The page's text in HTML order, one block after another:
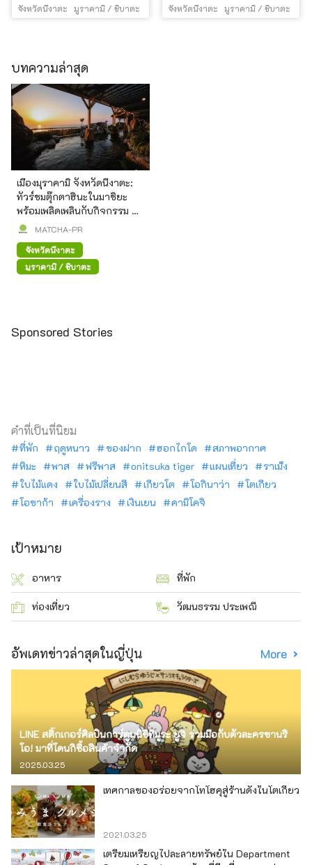
จังหวัดนีงาตะ มูราคามิ / ชิบาตะ จังหวัดนีงาตะ มูราคามิ / ชิบาตะ
บทความล่าสุด
เมืองมุราคามิ จังหวัดนีงาตะ:
ทัวร์ชมตุ๊กตาฮินะในมาชิยะ
พร้อมเพลิดเพลินกับกิจกรรม ที่
เที่ยว และอาหารท้องถิ่น
MATCHA-PR
จังหวัดนีงาตะ
มูราคามิ / ชิบาตะ
Sponsored Stories
คำที่เป็นที่นิยม
ที่พัก ฤดูหนาว ของฝาก ฮอกไกโด
สภาพอากาศ
หิมะ
พาส ฟรีพาส onitsuka tiger แผนเที่ยว
ราเม็ง
ใบไม้แดง
ใบไม้เปลี่ยนสี เกียวโต โอกินาว่า
โตเกียว
โอซาก้า
เครื่องราง เงินเยน คามิโคจิ
เป้าหมาย
อาหาร ที่พัก
ท่องเที่ยว วัฒนธรรม ประเพณี
อัพเดทข่าวล่าสุดในญี่ปุ่น More
LINE สติ๊กเกอร์ศิลปินการ์ตูนนิชิทีมูระ ยูจิ ร่วมมือกับตัวละครซานริ
โอ! มาที่โดนกิซื้อสินค้าจำกัด
2025.03.25
เทศกาลของอร่อยจากโทโฮคุสู่ร้านดังในโตเกียว
2021.03.25
เตรียมเหรียญไปละลายทรัพย์ใน Department